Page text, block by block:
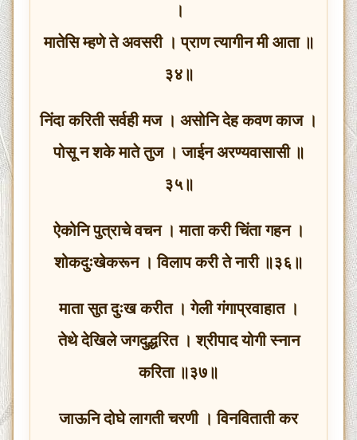
।
मातेसि म्हणे ते अवसरी । प्राण त्यागीन मी आता ॥
३४॥
निंदा करिती सर्वही मज । असोनि देह कवण काज ।
पोसू न शके माते तुज । जाईन अरण्यवासासी ॥
३५॥
ऐकोनि पुत्राचे वचन । माता करी चिंता गहन ।
शोकदुःखेकरून । विलाप करी ते नारी ॥३६॥
माता सुत दुःख करीत । गेली गंगाप्रवाहात ।
तेथे देखिले जगदुद्धरित । श्रीपाद योगी स्नान
करिता ॥३७॥
जाऊनि दोघे लागती चरणी । विनविताती कर